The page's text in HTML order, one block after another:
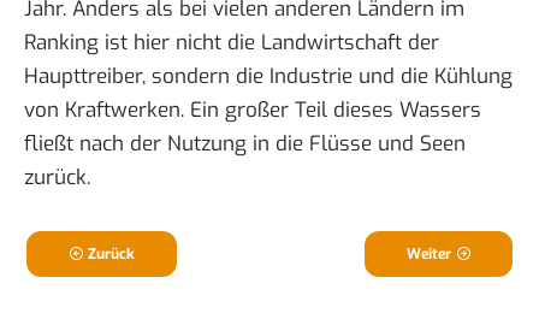
Jahr. Anders als bei vielen anderen Ländern im
Ranking ist hier nicht die Landwirtschaft der
Haupttreiber, sondern die Industrie und die Kühlung
von Kraftwerken. Ein großer Teil dieses Wassers
fließt nach der Nutzung in die Flüsse und Seen
zurück.
Zurück Weiter